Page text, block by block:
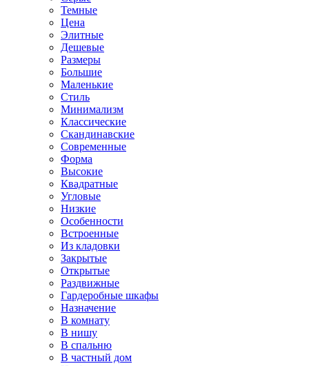
Темные
Цена
Элитные
Дешевые
Размеры
Большие
Маленькие
Стиль
Минимализм
Классические
Скандинавские
Современные
Форма
Высокие
Квадратные
Угловые
Низкие
Особенности
Встроенные
Из кладовки
Закрытые
Открытые
Раздвижные
Гардеробные шкафы
Назначение
В комнату
В нишу
В спальню
В частный дом